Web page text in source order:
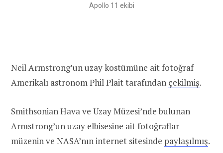
Apollo 11 ekibi
Neil Armstrong’un uzay kostümüne ait fotoğraf
Amerikalı astronom Phil Plait tarafından çekilmiş.
Smithsonian Hava ve Uzay Müzesi’nde bulunan
Armstrong’un uzay elbisesine ait fotoğraflar
müzenin ve NASA’nın internet sitesinde paylaşılmış.